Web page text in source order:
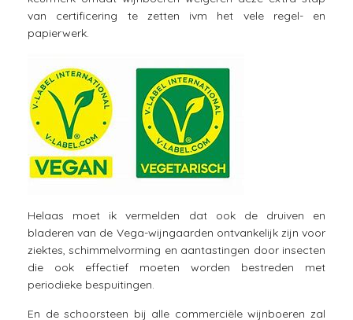
van certificering te zetten ivm het vele regel- en
papierwerk.
Helaas moet ik vermelden dat ook de druiven en
bladeren van de Vega-wijngaarden ontvankelijk zijn voor
ziektes, schimmelvorming en aantastingen door insecten
die ook effectief moeten worden bestreden met
periodieke bespuitingen.
En de schoorsteen bij alle commerciële wijnboeren zal